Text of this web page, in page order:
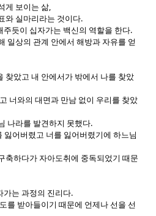
게 보이는 삶,
와 실마리라는 것이다.
듯이 십자가는 백신의 역할을 한다.
일상의 관계 안에서 해방과 자유를 얻
찾았고 내 안에서가 밖에서 나를 찾았
너와의 대면과 만남 없이 우리를 찾았
나라를 발견하지 못했다.
잃어버렸고 너를 잃어버렸기에 하느님
축하다가 자아도취에 중독되었기 때문
가는 과정의 진리다.
를 받아들이기 때문에 언제나 선을 선